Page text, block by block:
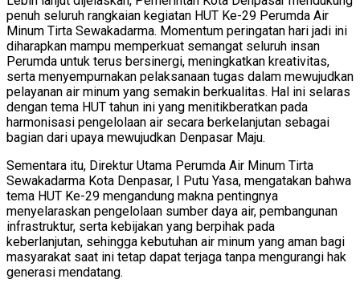
penuh seluruh rangkaian kegiatan HUT Ke-29 Perumda Air
Minum Tirta Sewakadarma. Momentum peringatan hari jadi ini
diharapkan mampu memperkuat semangat seluruh insan
Perumda untuk terus bersinergi, meningkatkan kreativitas,
serta menyempurnakan pelaksanaan tugas dalam mewujudkan
pelayanan air minum yang semakin berkualitas. Hal ini selaras
dengan tema HUT tahun ini yang menitikberatkan pada
harmonisasi pengelolaan air secara berkelanjutan sebagai
bagian dari upaya mewujudkan Denpasar Maju.
Sementara itu, Direktur Utama Perumda Air Minum Tirta
Sewakadarma Kota Denpasar, I Putu Yasa, mengatakan bahwa
tema HUT Ke-29 mengandung makna pentingnya
menyelaraskan pengelolaan sumber daya air, pembangunan
infrastruktur, serta kebijakan yang berpihak pada
keberlanjutan, sehingga kebutuhan air minum yang aman bagi
masyarakat saat ini tetap dapat terjaga tanpa mengurangi hak
generasi mendatang.